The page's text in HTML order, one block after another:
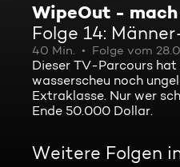
WipeOut -
Folge 14:
40 Min. Folge vom
Dieser TV-Parcours
wasserscheu noch
Extraklasse. Nur wer
Ende 50.000 Dollar.
Weitere Folgen